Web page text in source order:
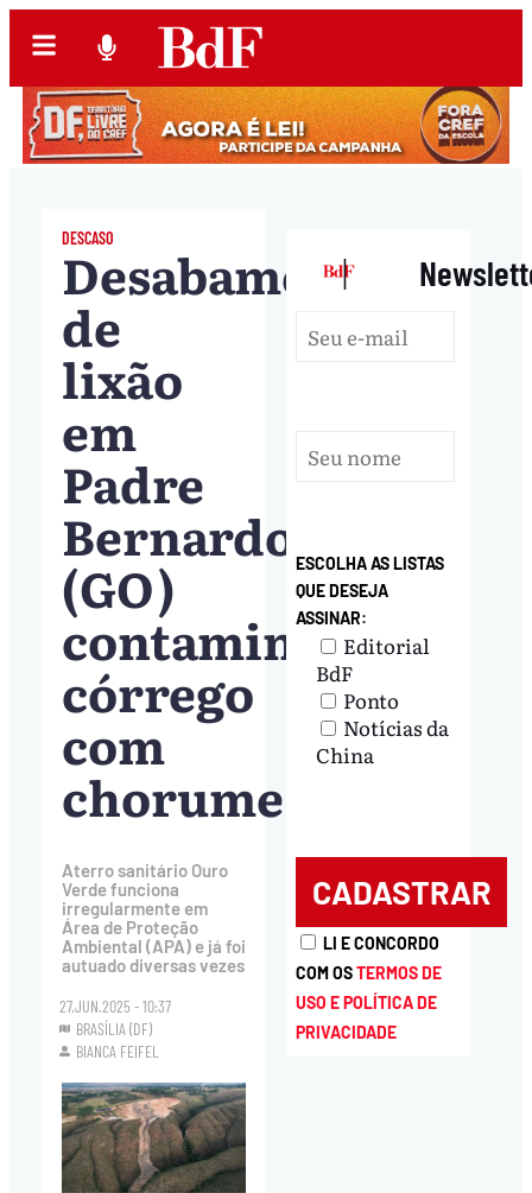
DESCASO
Desabamento
de
lixão
em
Padre
Bernardo
(GO)
contamina
córrego
com
chorume
Aterro sanitário Ouro
Verde funciona
irregularmente em
Área de Proteção
Ambiental (APA) e já foi
autuado diversas vezes
27.JUN.2025 - 10:37
BRASÍLIA (DF)
BIANCA FEIFEL
|
ESCOLHA AS LISTAS
QUE DESEJA
ASSINAR:
Editorial
BdF
Ponto
Notícias da
China
LI E CONCORDO
COM OSTERMOS DE
USO E POLÍTICA DE
PRIVACIDADE